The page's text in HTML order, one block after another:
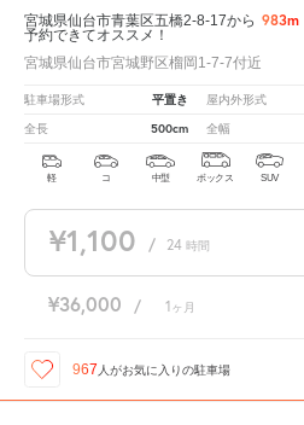
宮城県仙台市青葉区五橋2-8-17から 983m
予約できてオススメ！
宮城県仙台市宮城野区榴岡1-7-7付近
駐車場形式 平置き 屋内外形式
全長 500cm 全幅
軽 コ 中型 ボックス SUV
¥1,100 / 24 時間
¥36,000 / 1 ヶ月
967 人がお気に入りの駐車場